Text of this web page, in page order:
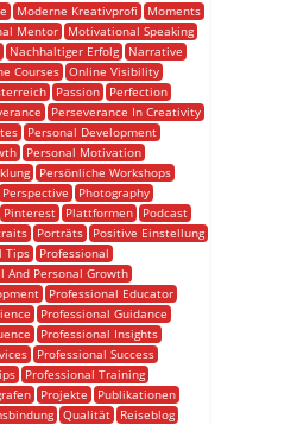
Moderne Kreativprofi
Moments
Mentor
Motivational Speaking
Nachhaltiger Erfolg
Narrative
Courses Online Visibility
Passion
Perfection
Perseverance In Creativity
Personal Development
Personal Motivation
Persönliche Workshops
Perspective
Photography
Pinterest Plattformen
Podcast
Porträts
Positive Einstellung
Tips
Professional
And Personal Growth
Professional Educator
Professional Guidance
Professional Insights
Professional Success
Professional Training
Projekte
Publikationen
Qualität
Reiseblog